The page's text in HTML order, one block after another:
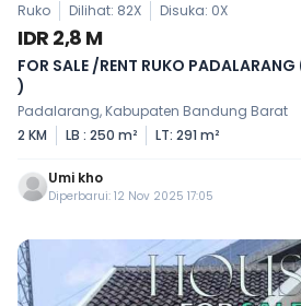
Ruko Dilihat: 82X Disuka: 0X
IDR 2,8 M
FOR SALE /RENT RUKO PADALARANG ( Depan pasar Tagog
)
Padalarang, Kabupaten Bandung Barat
2 KM
LB : 250 m² LT: 291 m²
Umi kho
Diperbarui: 12 Nov 2025 17:05